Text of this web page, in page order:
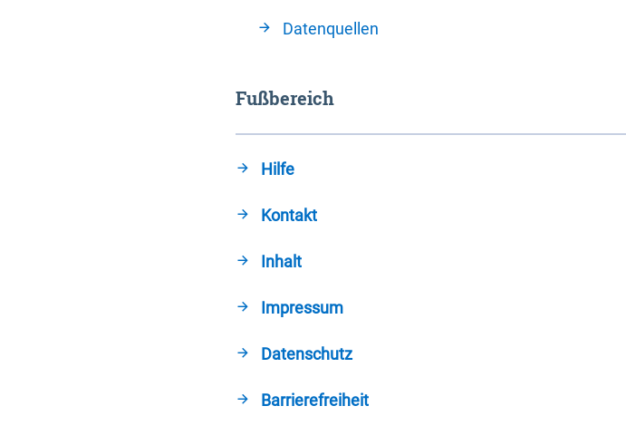
Datenquellen
Fußbereich
Hilfe
Kontakt
Inhalt
Impressum
Datenschutz
Barrierefreiheit